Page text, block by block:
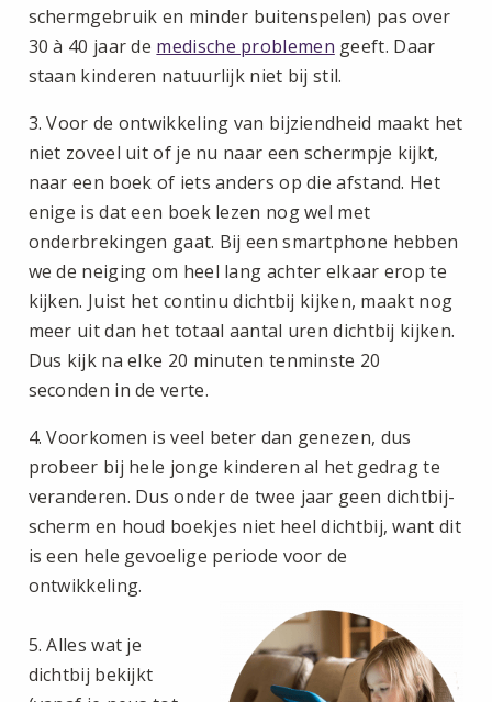
schermgebruik en minder buitenspelen) pas over
30 à 40 jaar de medische problemen geeft. Daar
staan kinderen natuurlijk niet bij stil.
3. Voor de ontwikkeling van bijziendheid maakt het
niet zoveel uit of je nu naar een schermpje kijkt,
naar een boek of iets anders op die afstand. Het
enige is dat een boek lezen nog wel met
onderbrekingen gaat. Bij een smartphone hebben
we de neiging om heel lang achter elkaar erop te
kijken. Juist het continu dichtbij kijken, maakt nog
meer uit dan het totaal aantal uren dichtbij kijken.
Dus kijk na elke 20 minuten tenminste 20
seconden in de verte.
4. Voorkomen is veel beter dan genezen, dus
probeer bij hele jonge kinderen al het gedrag te
veranderen. Dus onder de twee jaar geen dichtbij-
scherm en houd boekjes niet heel dichtbij, want dit
is een hele gevoelige periode voor de
ontwikkeling.
5. Alles wat je
dichtbij bekijkt